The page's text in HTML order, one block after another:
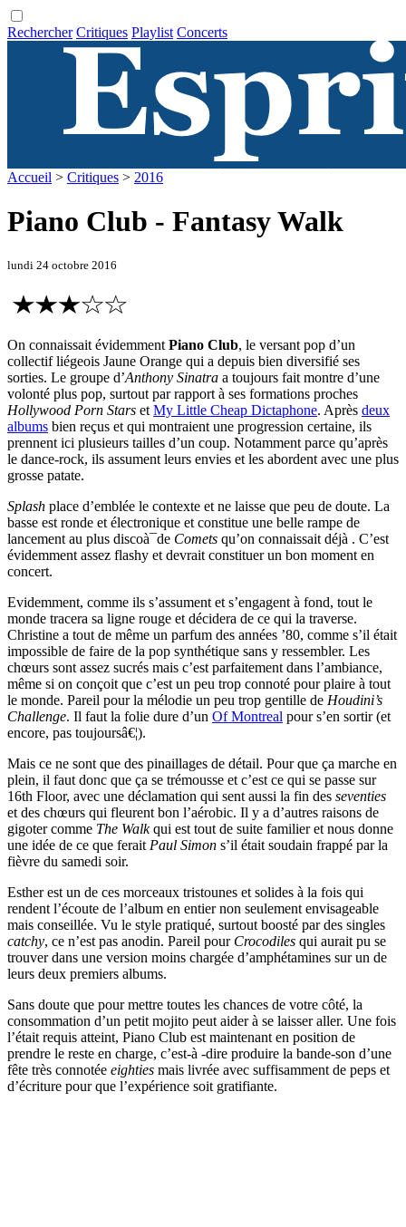
Rechercher Critiques Playlist Concerts
Accueil > Critiques > 2016
Piano Club - Fantasy Walk
lundi 24 octobre 2016
On connaissait évidemment Piano Club, le versant pop d’un
collectif liégeois Jaune Orange qui a depuis bien diversifié ses
sorties. Le groupe d’Anthony Sinatra a toujours fait montre d’une
volonté plus pop, surtout par rapport à ses formations proches
Hollywood Porn Stars et My Little Cheap Dictaphone. Après deux
albums bien reçus et qui montraient une progression certaine, ils
prennent ici plusieurs tailles d’un coup. Notamment parce qu’après
le dance-rock, ils assument leurs envies et les abordent avec une plus
grosse patate.
Splash place d’emblée le contexte et ne laisse que peu de doute. La
basse est ronde et électronique et constitue une belle rampe de
lancement au plus discoà¯de Comets qu’on connaissait déjà . C’est
évidemment assez flashy et devrait constituer un bon moment en
concert.
Evidemment, comme ils s’assument et s’engagent à fond, tout le
monde tracera sa ligne rouge et décidera de ce qui la traverse.
Christine a tout de même un parfum des années ’80, comme s’il était
impossible de faire de la pop synthétique sans y ressembler. Les
chœurs sont assez sucrés mais c’est parfaitement dans l’ambiance,
même si on conçoit que c’est un peu trop connoté pour plaire à tout
le monde. Pareil pour la mélodie un peu trop gentille de Houdini’s
Challenge. Il faut la folie dure d’un Of Montreal pour s’en sortir (et
encore, pas toujoursâ€¦).
Mais ce ne sont que des pinaillages de détail. Pour que ça marche en
plein, il faut donc que ça se trémousse et c’est ce qui se passe sur
16th Floor, avec une déclamation qui sent aussi la fin des seventies
et des chœurs qui fleurent bon l’aérobic. Il y a d’autres raisons de
gigoter comme The Walkqui est tout de suite familier et nous donne
une idée de ce que ferait Paul Simon s’il était soudain frappé par la
fièvre du samedi soir.
Esther est un de ces morceaux tristounes et solides à la fois qui
rendent l’écoute de l’album en entier non seulement envisageable
mais conseillée. Vu le style pratiqué, surtout boosté par des singles
catchy, ce n’est pas anodin. Pareil pour Crocodiles qui aurait pu se
trouver dans une version moins chargée d’amphétamines sur un de
leurs deux premiers albums.
Sans doute que pour mettre toutes les chances de votre côté, la
consommation d’un petit mojito peut aider à se laisser aller. Une fois
l’était requis atteint, Piano Club est maintenant en position de
prendre le reste en charge, c’est-à -dire produire la bande-son d’une
fête très connotée eighties mais livrée avec suffisamment de peps et
d’écriture pour que l’expérience soit gratifiante.